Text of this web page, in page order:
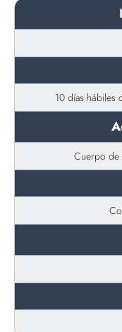
10 días hábiles
Cuerpo de